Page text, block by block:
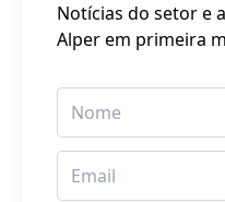
Notícias do setor e
Alper em primeira